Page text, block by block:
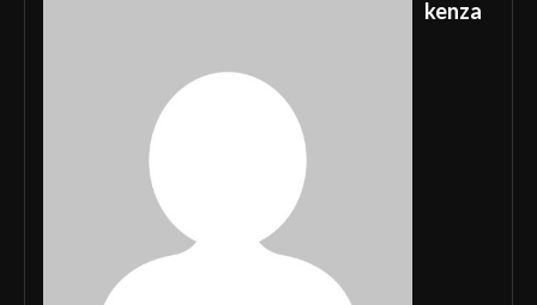
kenza